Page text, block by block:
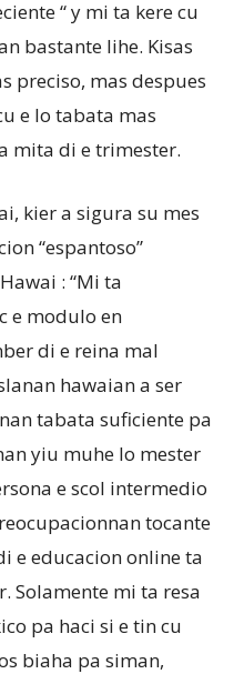
“ y mi ta kere cu
bastante lihe. Kisas
preciso, mas despues
e lo tabata mas
mita di e trimester.
kier a sigura su mes
“espantoso”
: “Mi ta
e modulo en
di e reina mal
hawaian a ser
tabata suficiente pa
yiu muhe lo mester
e scol intermedio
tocante
e educacion online ta
Solamente mi ta resa
pa haci si e tin cu
biaha pa siman,